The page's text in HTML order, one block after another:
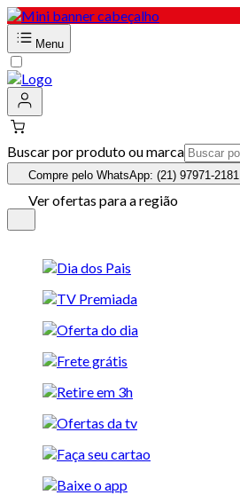
Menu
Buscar por produto ou marca
Compre pelo WhatsApp: (21) 97971-2181
Ver ofertas para a região